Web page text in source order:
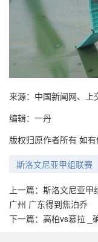
来源：中国新闻网、上
编辑：一丹
版权归原作者所有 如
斯洛文尼亚甲组联赛
上一篇： 斯洛文尼亚
广州 广东得到焦泊乔
下一篇： 高柏vs慕拉 _